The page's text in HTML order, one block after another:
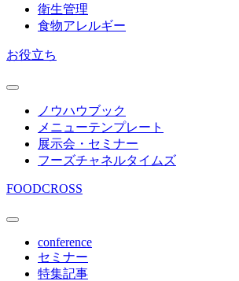
衛生管理
食物アレルギー
お役立ち
ノウハウブック
メニューテンプレート
展示会・セミナー
フーズチャネルタイムズ
FOODCROSS
conference
セミナー
特集記事